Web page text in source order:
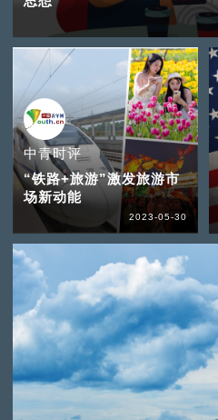
中青时评
“铁路+旅游”激发旅游市
场新动能
2023-05-30